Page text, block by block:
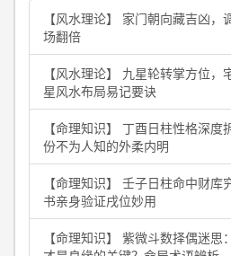
【风水理论】 家门朝向藏吉凶
场翻倍
【风水理论】 九星轮转掌方位
星风水布局易记要诀
【命理知识】 丁酉日柱性格深
份不为人知的外柔内明
【命理知识】 壬子日柱命中财
书亲身验证戌位妙用
【命理知识】 紫微斗数择偶迷